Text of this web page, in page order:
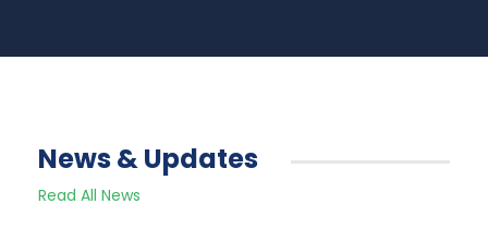
News & Updates
Read All News